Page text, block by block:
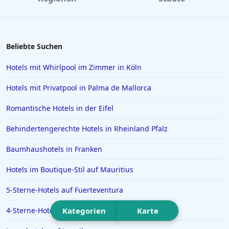
Hotels in Füssen
Hotels in Istanbul
Hotels in Willingen
Hotels auf Santorin
Hotels in Ludwigsburg
Hotels auf Zypern
Hotels in Dierhagen
Kategorien Karte
Beliebte Suchen
Hotels mit Whirlpool im Zimmer in Köln
Hotels mit Privatpool in Palma de Mallorca
Romantische Hotels in der Eifel
Behindertengerechte Hotels in Rheinland Pfalz
Baumhaushotels in Franken
Hotels im Boutique-Stil auf Mauritius
5-Sterne-Hotels auf Fuerteventura
4-Sterne-Hotels in Lana